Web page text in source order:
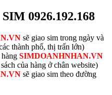
0926.192.168
sẽ giao sim trong ngày và
thành phố, thị trấn lớn)
SIMDOANHNHAN.VN
của hàng ở chân website)
sẽ giao sim theo đường